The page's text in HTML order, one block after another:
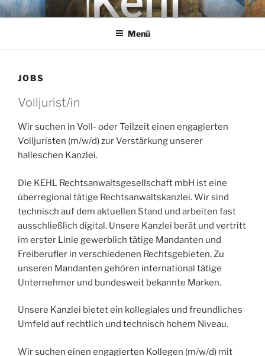
Zum
InhaltKEHL
Rechtsanwaltsgesellschaft mbH
Menü
JOBS
Volljurist/in
Wir suchen in Voll- oder Teilzeit einen engagierten
Volljuristen (m/w/d) zur Verstärkung unserer
halleschen Kanzlei.
Die KEHL Rechtsanwaltsgesellschaft mbH ist eine
überregional tätige Rechtsanwaltskanzlei. Wir sind
technisch auf dem aktuellen Stand und arbeiten fast
ausschließlich digital. Unsere Kanzlei berät und vertritt
im erster Linie gewerblich tätige Mandanten und
Freiberufler in verschiedenen Rechtsgebieten. Zu
unseren Mandanten gehören international tätige
Unternehmer und bundesweit bekannte Marken.
Unsere Kanzlei bietet ein kollegiales und freundliches
Umfeld auf rechtlich und technisch hohem Niveau.
Wir suchen einen engagierten Kollegen (m/w/d) mit